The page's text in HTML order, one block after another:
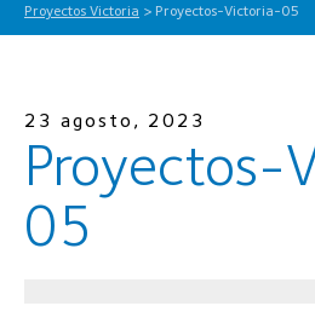
Proyectos Victoria > Proyectos-Victoria-05
23 agosto, 2023
Proyectos-
05